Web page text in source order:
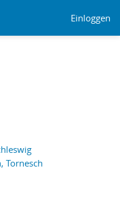
Einloggen
Tornesch